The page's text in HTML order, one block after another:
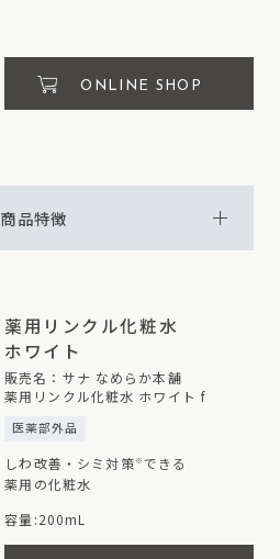
ONLINE SHOP
商品特徴
薬用リンクル化粧水
ホワイト
販売名：サナ なめらか本舗
薬用リンクル化粧水 ホワイト f
医薬部外品
しわ改善・シミ対策 ※できる
薬用の化粧水
容量:200mL